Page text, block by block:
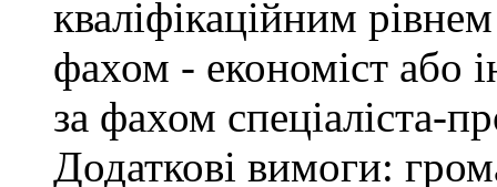
кваліфікаційним
фахом - економіст або
за фахом спеціаліста-
Додаткові вимоги: